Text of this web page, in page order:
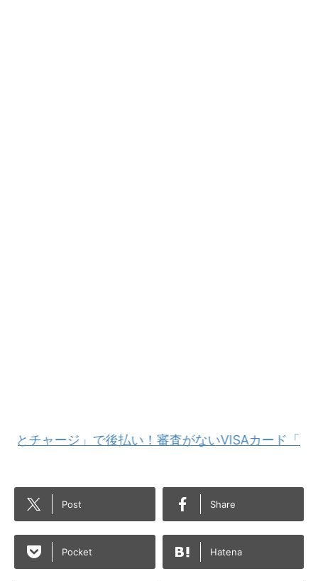
ジ」で後払い！審査がないVISAカード「バンドルカ
Post Share
Pocket Hatena